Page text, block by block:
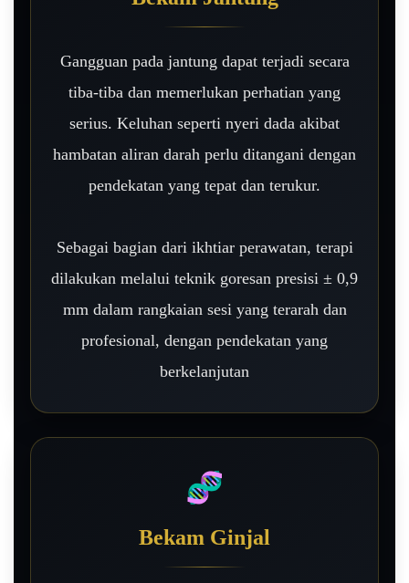
Gangguan pada jantung dapat terjadi secara
tiba-tiba dan memerlukan perhatian yang
serius. Keluhan seperti nyeri dada akibat
hambatan aliran darah perlu ditangani dengan
pendekatan yang tepat dan terukur.
Sebagai bagian dari ikhtiar perawatan, terapi
dilakukan melalui teknik goresan presisi ± 0,9
mm dalam rangkaian sesi yang terarah dan
profesional, dengan pendekatan yang
berkelanjutan
🧬
Bekam Ginjal